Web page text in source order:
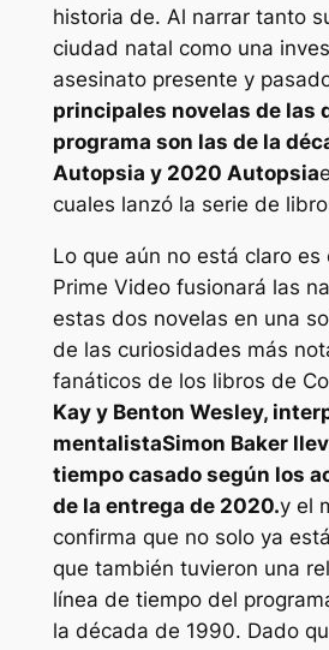
historia de. Al narrar tanto
ciudad natal como una
asesinato presente y
principales novelas de las
programa son las de la
Autopsia y 2020 Autopsia
cuales lanzó la serie de
Lo que aún no está claro es
Prime Video fusionará las
estas dos novelas en una
de las curiosidades más
fanáticos de los libros de
Kay y Benton Wesley,
mentalistaSimon Baker
tiempo casado según los
de la entrega de 2020.y el
confirma que no solo ya
que también tuvieron una
línea de tiempo del
la década de 1990. Dado